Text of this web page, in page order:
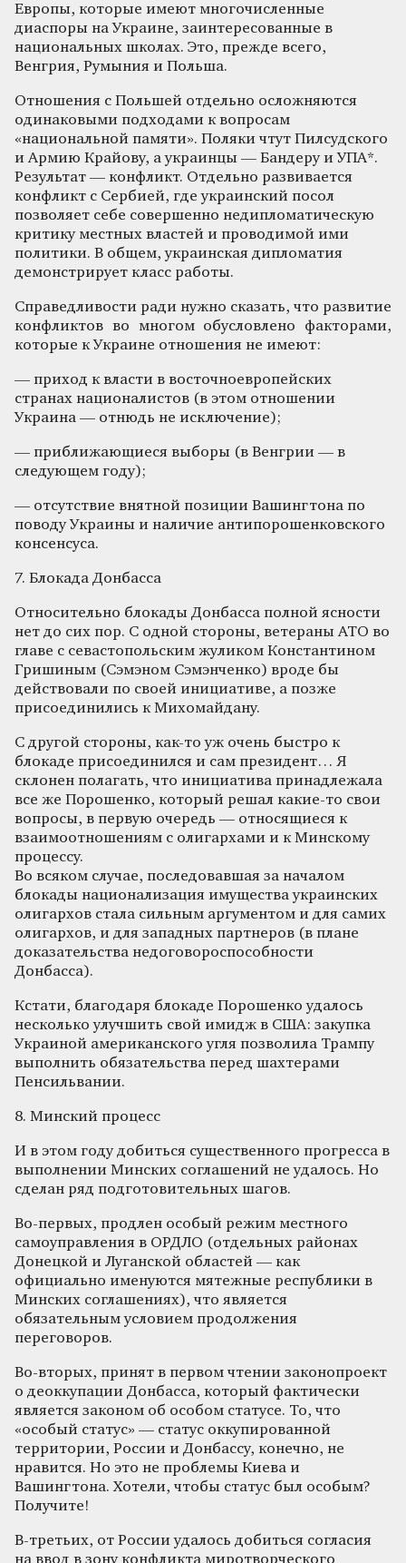
Европы, которые имеют многочисленные
диаспоры на Украине, заинтересованные в
национальных школах. Это, прежде всего,
Венгрия, Румыния и Польша.
Отношения с Польшей отдельно осложняются
одинаковыми подходами к вопросам
«национальной памяти». Поляки чтут Пилсудского
и Армию Крайову, а украинцы — Бандеру и УПА*.
Результат — конфликт. Отдельно развивается
конфликт с Сербией, где украинский посол
позволяет себе совершенно недипломатическую
критику местных властей и проводимой ими
политики. В общем, украинская дипломатия
демонстрирует класс работы.
Справедливости ради нужно сказать, что развитие
конфликтов во многом обусловлено факторами,
которые к Украине отношения не имеют:
— приход к власти в восточноевропейских
странах националистов (в этом отношении
Украина — отнюдь не исключение);
— приближающиеся выборы (в Венгрии — в
следующем году);
— отсутствие внятной позиции Вашингтона по
поводу Украины и наличие антипорошенковского
консенсуса.
7. Блокада Донбасса
Относительно блокады Донбасса полной ясности
нет до сих пор. С одной стороны, ветераны АТО во
главе с севастопольским жуликом Константином
Гришиным (Сэмэном Сэмэнченко) вроде бы
действовали по своей инициативе, а позже
присоединились к Михомайдану.
С другой стороны, как-то уж очень быстро к
блокаде присоединился и сам президент… Я
склонен полагать, что инициатива принадлежала
все же Порошенко, который решал какие-то свои
вопросы, в первую очередь — относящиеся к
взаимоотношениям с олигархами и к Минскому
процессу.
Во всяком случае, последовавшая за началом
блокады национализация имущества украинских
олигархов стала сильным аргументом и для самих
олигархов, и для западных партнеров (в плане
доказательства недоговороспособности
Донбасса).
Кстати, благодаря блокаде Порошенко удалось
несколько улучшить свой имидж в США: закупка
Украиной американского угля позволила Трампу
выполнить обязательства перед шахтерами
Пенсильвании.
8. Минский процесс
И в этом году добиться существенного прогресса в
выполнении Минских соглашений не удалось. Но
сделан ряд подготовительных шагов.
Во-первых, продлен особый режим местного
самоуправления в ОРДЛО (отдельных районах
Донецкой и Луганской областей — как
официально именуются мятежные республики в
Минских соглашениях), что является
обязательным условием продолжения
переговоров.
Во-вторых, принят в первом чтении законопроект
о деоккупации Донбасса, который фактически
является законом об особом статусе. То, что
«особый статус» — статус оккупированной
территории, России и Донбассу, конечно, не
нравится. Но это не проблемы Киева и
Вашингтона. Хотели, чтобы статус был особым?
Получите!
В-третьих, от России удалось добиться согласия
на ввод в зону конфликта миротворческого